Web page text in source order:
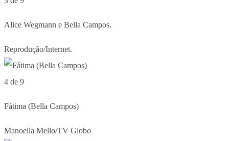
Alice Wegmann e Bella Campos.
Reprodução/Internet.
4 de 9
Fátima (Bella Campos)
Manoella Mello/TV Globo